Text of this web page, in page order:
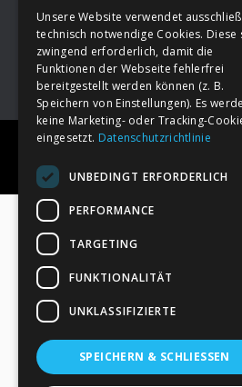
Footer →Deine Spende
Unsere Website verwendet
technisch notwendige Cookies. Diese
zwingend erforderlich, damit die
Funktionen der Webseite fehlerfrei
bereitgestellt werden können (z. B.
Speichern von Einstellungen). Es
keine Marketing- oder Tracking-
eingesetzt. Datenschutzrichtlinie
UNBEDINGT ERFORDERLICH
PERFORMANCE
TARGETING
FUNKTIONALITÄT
UNKLASSIFIZIERTE
SPEICHERN & SCHLIESSEN